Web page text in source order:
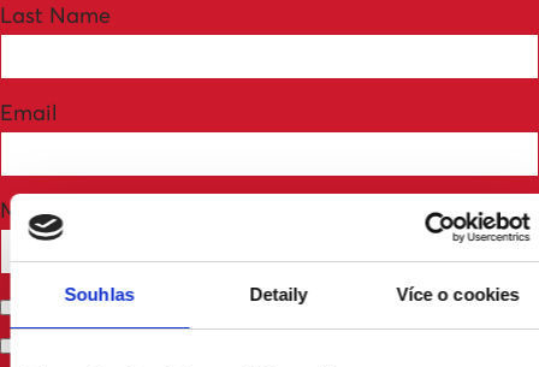
Souhlas Detaily Více o cookies
Last Name
Email
Mobile phone (optional)
Send me email updates